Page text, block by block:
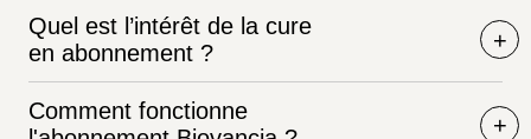
Quel est l’intérêt de la cure
en abonnement ?
Comment fonctionne